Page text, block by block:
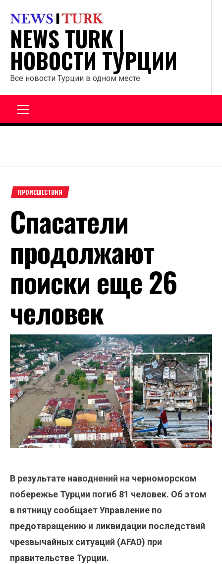
содержанию
NEWS TURK |
НОВОСТИ ТУРЦИИ
Все новости Турции в одном месте
ПРОИСШЕСТВИЯ
Спасатели
продолжают
поиски еще 26
человек
В результате наводнений на черноморском
побережье Турции погиб 81 человек. Об этом
в пятницу сообщает Управление по
предотвращению и ликвидации последствий
чрезвычайных ситуаций (AFAD) при
правительстве Турции.